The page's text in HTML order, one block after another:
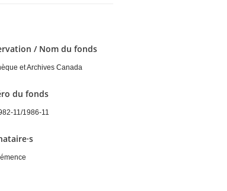
/ Nom du fonds
et Archives Canada
du fonds
11/1986-11